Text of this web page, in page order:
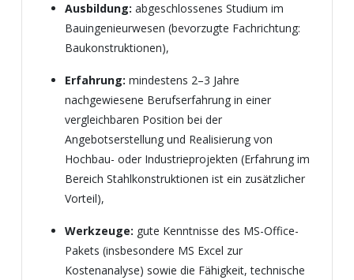
Ausbildung: abgeschlossenes Studium im
Bauingenieurwesen (bevorzugte Fachrichtung:
Baukonstruktionen),
Erfahrung: mindestens 2–3 Jahre
nachgewiesene Berufserfahrung in einer
vergleichbaren Position bei der
Angebotserstellung und Realisierung von
Hochbau- oder Industrieprojekten (Erfahrung im
Bereich Stahlkonstruktionen ist ein zusätzlicher
Vorteil),
Werkzeuge: gute Kenntnisse des MS-Office-
Pakets (insbesondere MS Excel zur
Kostenanalyse) sowie die Fähigkeit, technische